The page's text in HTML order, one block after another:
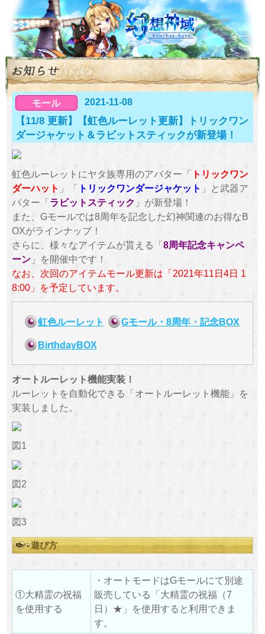
モール 2021-11-08
【11/8 更新】【虹色ルーレット更新】トリックワン
ダージャケット＆ラビットスティックが新登場！
虹色ルーレットにヤタ族専用のアバター「 トリックワン
ダーハット 」「 トリックワンダージャケット 」と武器ア
バター「ラビットスティック 」が新登場！
また、Gモールでは8周年を記念した幻神関連のお得なB
OXがラインナップ！
さらに、様々なアイテムが貰える「8周年記念キャンペ
ーン」を開催中です！
なお、次回のアイテムモール更新は「2021年11日4日 1
8:00」を予定しています。
虹色ルーレット Gモール・8周年・記念BOX
BirthdayBOX
オートルーレット機能実装！
ルーレットを自動化できる「オートルーレット機能」を
実装しました。
図1
図2
図3
遊び方
①大精霊の祝福
を使用する
・オートモードはGモールにて別途
販売している「大精霊の祝福（7
日）★」を使用すると利用できま
す。